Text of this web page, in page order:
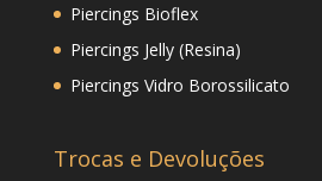
Piercings Bioflex
Piercings Jelly (Resina)
Piercings Vidro Borossilicato
Trocas e Devoluções